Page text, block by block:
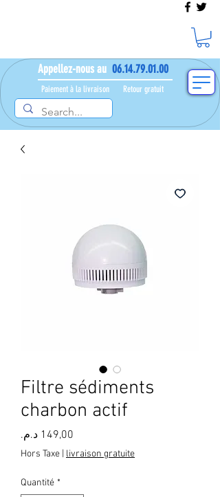
Appellez-nous au 06.14.79.01.00
Paiement à la livraison​ ​ Retour gratuit
Filtre sédiments
charbon actif
Hors Taxe livraison gratuite
Quantité *